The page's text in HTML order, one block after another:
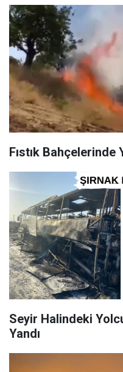
Fıstık Bahçelerinde
Seyir Halindeki
Yandı